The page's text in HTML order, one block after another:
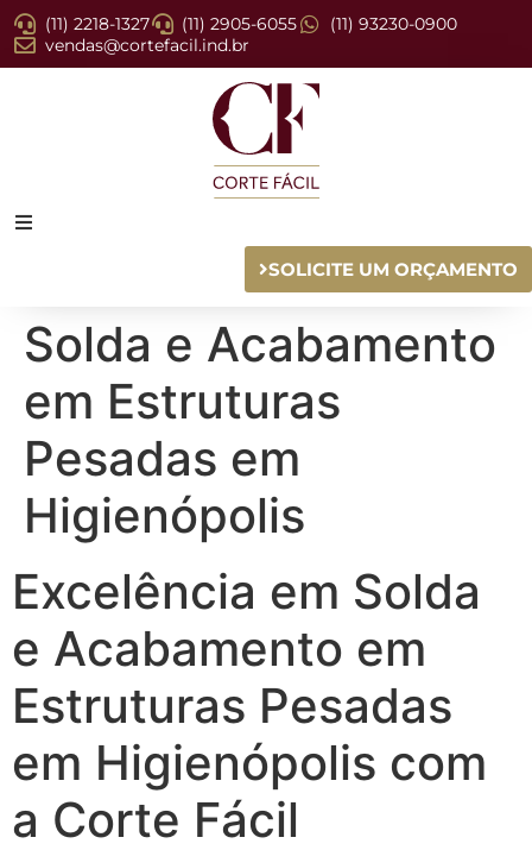
(11) 2218-1327 (11) 2905-6055
(11) 93230-0900
vendas@cortefacil.ind.br
SOLICITE UM ORÇAMENTO
Solda e Acabamento
em Estruturas
Pesadas em
Higienópolis
Excelência em Solda
e Acabamento em
Estruturas Pesadas
em Higienópolis com
a Corte Fácil